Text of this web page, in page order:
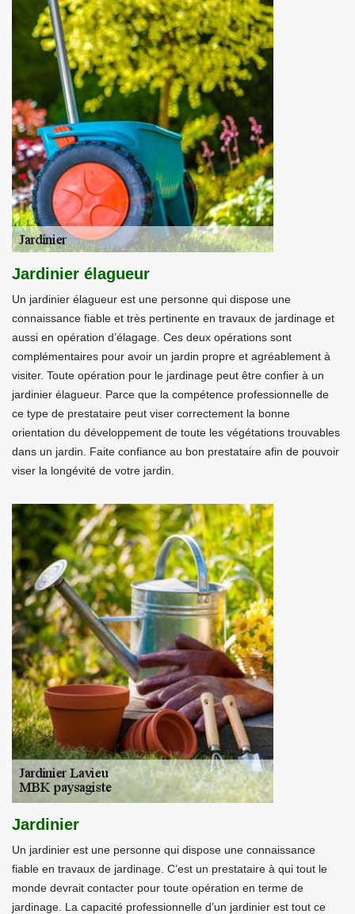
Jardinier élagueur
Un jardinier élagueur est une personne qui dispose une
connaissance fiable et très pertinente en travaux de jardinage et
aussi en opération d’élagage. Ces deux opérations sont
complémentaires pour avoir un jardin propre et agréablement à
visiter. Toute opération pour le jardinage peut être confier à un
jardinier élagueur. Parce que la compétence professionnelle de
ce type de prestataire peut viser correctement la bonne
orientation du développement de toute les végétations trouvables
dans un jardin. Faite confiance au bon prestataire afin de pouvoir
viser la longévité de votre jardin.
Jardinier
Un jardinier est une personne qui dispose une connaissance
fiable en travaux de jardinage. C’est un prestataire à qui tout le
monde devrait contacter pour toute opération en terme de
jardinage. La capacité professionnelle d’un jardinier est tout ce